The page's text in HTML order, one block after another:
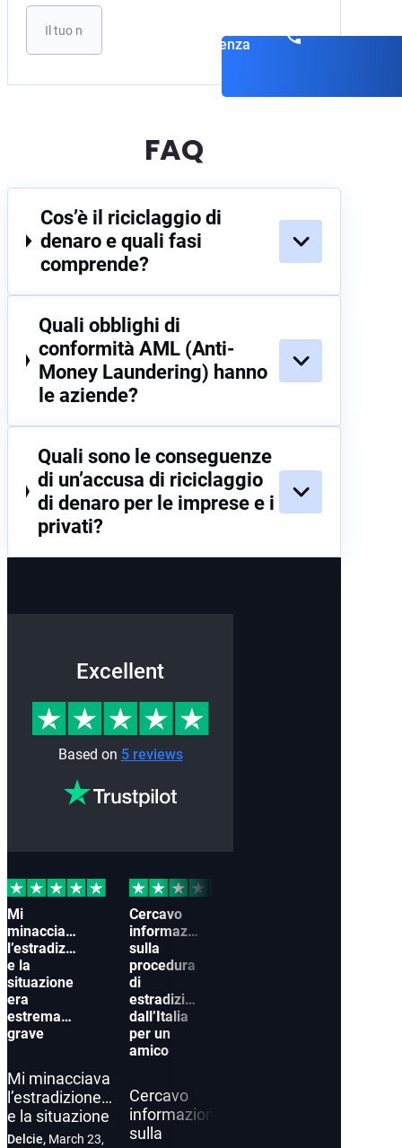
Si prega di lasciare vuoto questo campo.
consulenza
FAQ
Cos’è il riciclaggio di
denaro e quali fasi
comprende?
Quali obblighi di
conformità AML (Anti-
Money Laundering) hanno
le aziende?
Quali sono le conseguenze
di un’accusa di riciclaggio
di denaro per le imprese e i
privati?
Excellent
Based on 5 reviews
Mi
minacciava
l’estradizione
e la
situazione
era
estremamente
grave
Mi minacciava
l’estradizione
e la situazione
era
Delcie, March 23,
Cercavo
informazioni
sulla
procedura
di
estradizione
dall’Italia
per un
amico
Cercavo
informazioni
sulla